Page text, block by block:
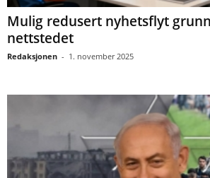
Mulig redusert nyhetsflyt
nettstedet
Redaksjonen - 1. november 2025